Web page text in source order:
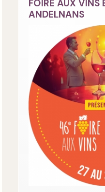
FOIRE AUX VINS
ANDELNANS